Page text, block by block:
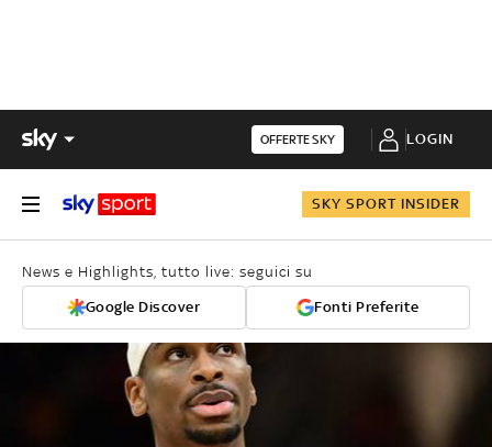
OFFERTE SKY LOGIN
SKY SPORT INSIDER
News e Highlights, tutto live: seguici su
Google Discover Fonti Preferite